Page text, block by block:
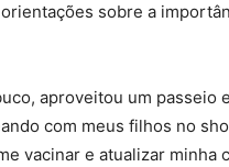
sobre a
aproveitou um passeio
com meus filhos no
vacinar e atualizar minha